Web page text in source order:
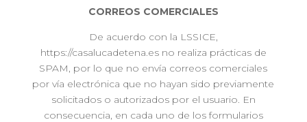
CORREOS COMERCIALES
De acuerdo con la LSSICE,
https://casalucadetena.es no realiza prácticas de
SPAM, por lo que no envía correos comerciales
por vía electrónica que no hayan sido previamente
solicitados o autorizados por el usuario. En
consecuencia, en cada uno de los formularios